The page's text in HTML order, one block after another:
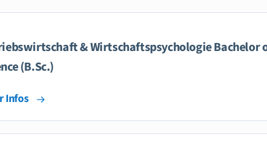
& Wirtschaftspsychologie Bachelor
(B.Sc.)
Infos